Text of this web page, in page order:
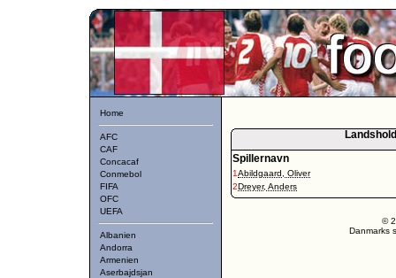
Home
AFC
CAF
Concacaf
Conmebol
FIFA
OFC
UEFA
Albanien
Andorra
Armenien
Aserbajdsjan
Spillernavn
1Abildgaard, Oliver
2Dreyer, Anders
©
Danmarks